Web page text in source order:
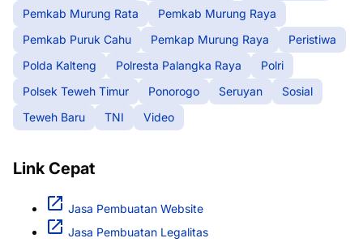
Pemkab Murung Rata
Pemkab Murung Raya
Pemkab Puruk Cahu
Pemkap Murung Raya
Peristiwa
Polda Kalteng
Polresta Palangka Raya
Polri
Polsek Teweh Timur
Ponorogo Seruyan
Sosial
Teweh Baru
TNI Video
Link Cepat
Jasa Pembuatan Website
Jasa Pembuatan Legalitas